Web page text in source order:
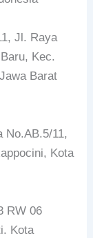
Jl. Raya
Kec.
Barat
No.AB.5/11,
Kota
RW 06
Kota